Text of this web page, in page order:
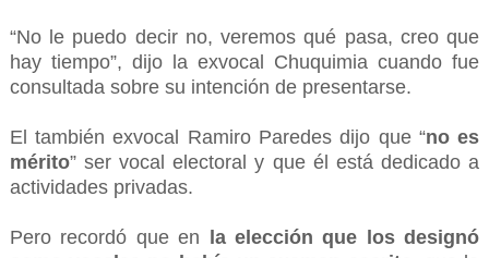
“No le puedo decir no, veremos qué pasa, creo que
hay tiempo”, dijo la exvocal Chuquimia cuando fue
consultada sobre su intención de presentarse.
El también exvocal Ramiro Paredes dijo que “no es
mérito” ser vocal electoral y que él está dedicado a
actividades privadas.
Pero recordó que en
la elección que los designó